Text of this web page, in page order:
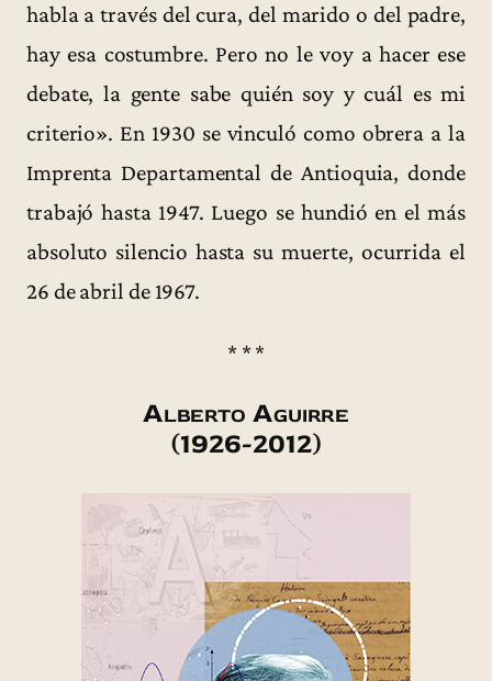
habla a través del cura, del marido o del padre,
hay esa costumbre. Pero no le voy a hacer ese
debate, la gente sabe quién soy y cuál es mi
criterio». En 1930 se vinculó como obrera a la
Imprenta Departamental de Antioquia, donde
trabajó hasta 1947. Luego se hundió en el más
absoluto silencio hasta su muerte, ocurrida el
26 de abril de 1967.
* * *
Alberto Aguirre
(1926-2012)